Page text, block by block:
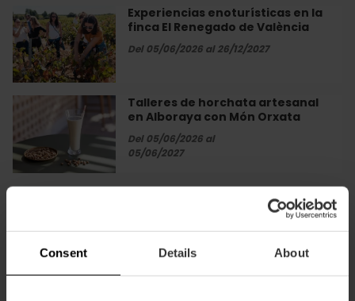
Consent Details About
Renegado
de
València
Experiencias enoturísticas en la
finca El Renegado de València
Del 05/06/2026 al 26/12/2027
Experiencias
enoturísticas
en
la
finca
El
Renegado
de
València
Talleres de horchata artesanal
en Alboraya con Món Orxata
Del 05/06/2026 al
05/06/2027
Talleres
horchata
artesanal
en
Alboraya
Orxata
finca El Renegado de València
Del 06/06/2026 al 27/12/2027
finca
El